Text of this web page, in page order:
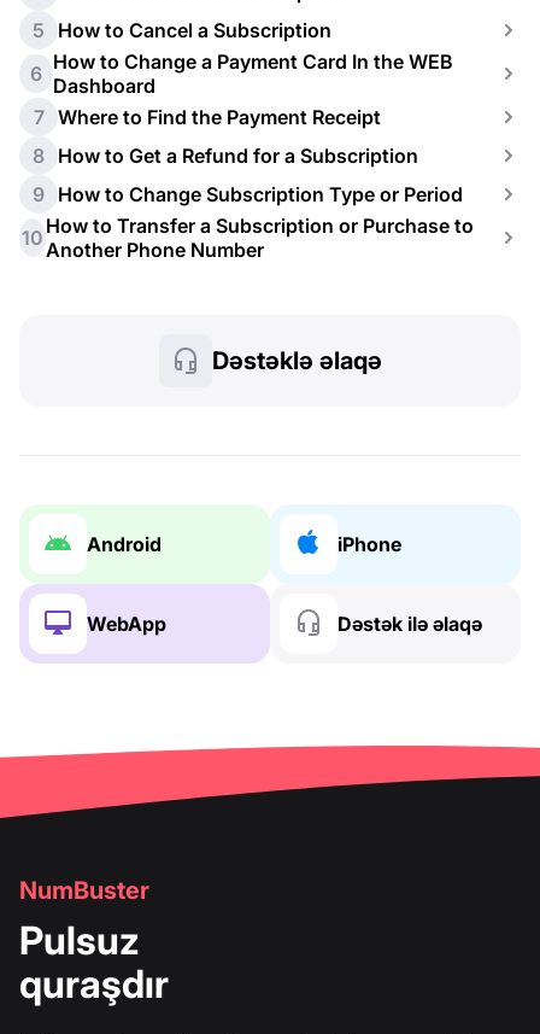
5
How to Cancel a Subscription
6 How to Change a Payment Card In the WEB
Dashboard
7 Where to Find the Payment Receipt
8 How to Get a Refund for a Subscription
9 How to Change Subscription Type or Period
10 How to Transfer a Subscription or Purchase to
Another Phone Number
Dəstəklə əlaqə
Android iPhone
WebApp Dəstək ilə əlaqə
NumBuster
Pulsuz
quraşdır